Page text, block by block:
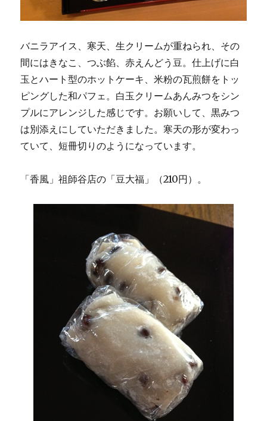
バニラアイス、寒天、生クリームが重ねられ、その
間にはきなこ、つぶ餡、赤えんどう豆。仕上げに白
玉とハート型のホットケーキ、米粉の瓦煎餅をトッ
ピングした和パフェ。白玉クリームあんみつをシン
プルにアレンジした感じです。お願いして、黒みつ
は別添えにしていただきました。寒天の形が変わっ
ていて、短冊切りのようになっています。
「香風」祖師谷店の「豆大福」（210円）。